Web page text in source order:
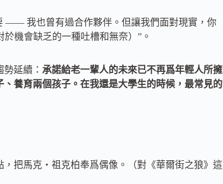
—— 我也曾有過合作夥伴。但讓我們面對現實，你
機會缺乏的一種吐槽和無奈）”。
延續： 承諾給老一輩人的未來已不再爲年輕人所擁
養育兩個孩子。在我還是大學生的時候，最常見的
把馬克・祖克柏奉爲偶像。（對《華爾街之狼》這